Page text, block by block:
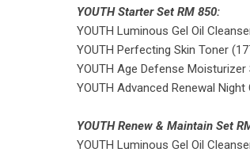
YOUTH Starter Set RM 850:
YOUTH Luminous Gel Oil
YOUTH Perfecting Skin Toner
YOUTH Age Defense Moisturizer
YOUTH Advanced Renewal
YOUTH Renew & Maintain Set
YOUTH Luminous Gel Oil